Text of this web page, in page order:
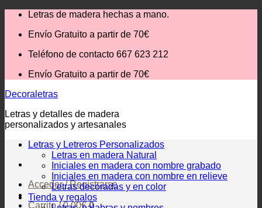
Saltar
contenido
Letras de madera hechas a mano.
Envío Gratuito a partir de 70€
Teléfono de contacto 667 623 212
Envío Gratuito a partir de 70€
Decoraletras
Letras y detalles de madera
personalizados y artesanales
Acceder / Registrarse
Carrito /0,00€ 0
Letras y Letreros Personalizados
Letras en madera Natural
Iniciales en madera con nombre grabado
Iniciales en madera con nombre en relieve
Letras decoradas y en color
Tienda y regalos